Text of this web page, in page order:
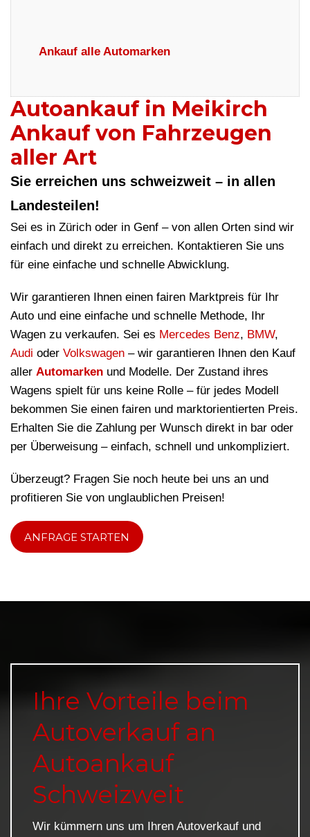
Ankauf alle Automarken
Autoankauf in Meikirch
Ankauf von Fahrzeugen
aller Art
Sie erreichen uns schweizweit – in allen
Landesteilen!
Sei es in Zürich oder in Genf – von allen Orten sind wir
einfach und direkt zu erreichen. Kontaktieren Sie uns
für eine einfache und schnelle Abwicklung.
Wir garantieren Ihnen einen fairen Marktpreis für Ihr
Auto und eine einfache und schnelle Methode, Ihr
Wagen zu verkaufen. Sei es Mercedes Benz, BMW,
Audi oder Volkswagen – wir garantieren Ihnen den Kauf
aller Automarken und Modelle. Der Zustand ihres
Wagens spielt für uns keine Rolle – für jedes Modell
bekommen Sie einen fairen und marktorientierten Preis.
Erhalten Sie die Zahlung per Wunsch direkt in bar oder
per Überweisung – einfach, schnell und unkompliziert.
Überzeugt? Fragen Sie noch heute bei uns an und
profitieren Sie von unglaublichen Preisen!
ANFRAGE STARTEN
Ihre Vorteile beim
Autoverkauf an
Autoankauf
Schweizweit
Wir kümmern uns um Ihren Autoverkauf und